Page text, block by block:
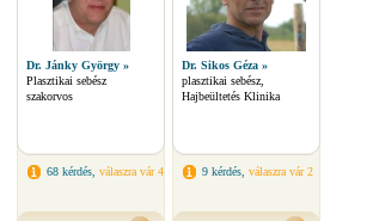
Dr. Jánky György »
Plasztikai sebész
szakorvos
68 kérdés, válaszra vár 4
Dr. Sikos Géza »
plasztikai sebész,
Hajbeültetés Klinika
9 kérdés, válaszra vár 2